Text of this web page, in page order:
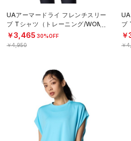
UAアーマードライ フレンチスリー
ブ Tシャツ（トレーニング/WOME
N）
￥3,465 30%OFF
￥4,950
ブ
N
￥